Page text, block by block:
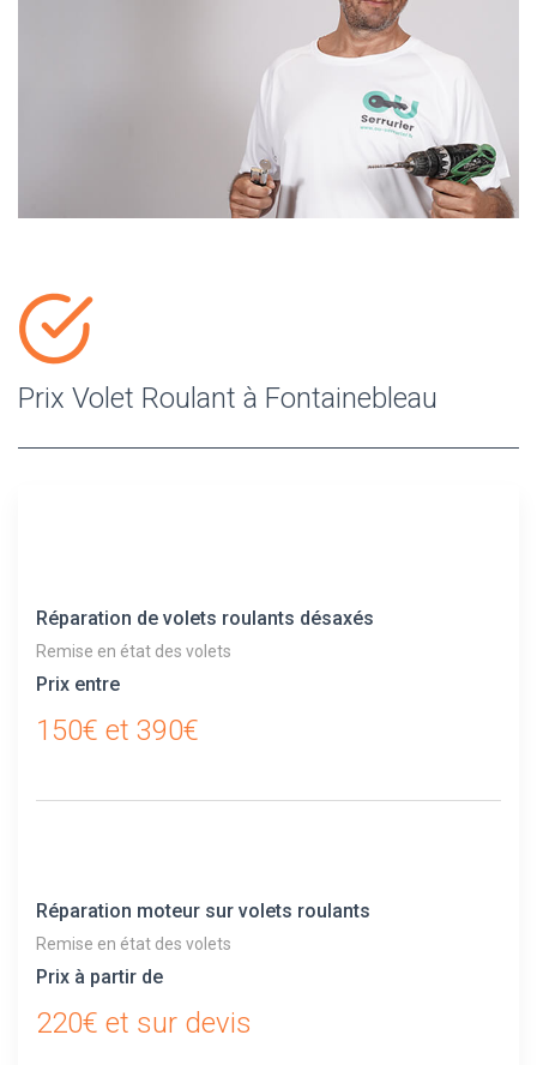
Prix Volet Roulant à Fontainebleau
Réparation de volets roulants désaxés
Remise en état des volets
Prix entre
150€ et 390€
Réparation moteur sur volets roulants
Remise en état des volets
Prix à partir de
220€ et sur devis